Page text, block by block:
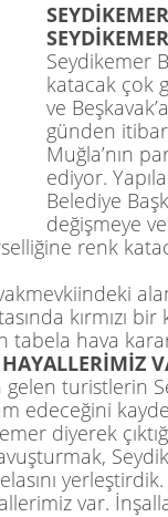
Seydikemer
katacak çok
ve Beşkavak’a
günden
Muğla’nın
ediyor.
Belediye
değişmeye
renk
mevkiindeki
kırmızı
tabela hava
gelen turistlerin
edeceğini
diyerek
var.